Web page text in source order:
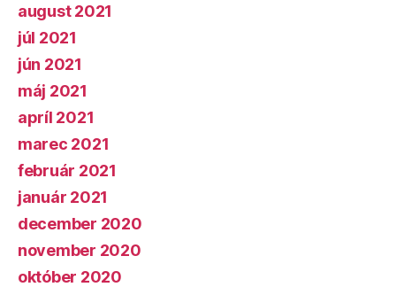
august 2021
júl 2021
jún 2021
máj 2021
apríl 2021
marec 2021
február 2021
január 2021
december 2020
november 2020
október 2020